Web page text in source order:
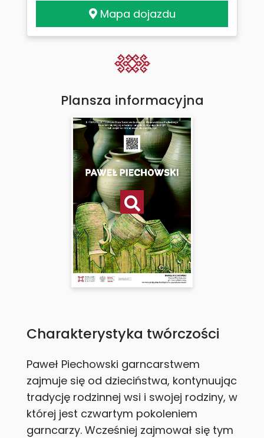
Mapa dojazdu
Plansza informacyjna
Charakterystyka twórczości
Paweł Piechowski garncarstwem
zajmuje się od dzieciństwa, kontynuując
tradycję rodzinnej wsi i swojej rodziny, w
której jest czwartym pokoleniem
garncarzy. Wcześniej zajmował się tym